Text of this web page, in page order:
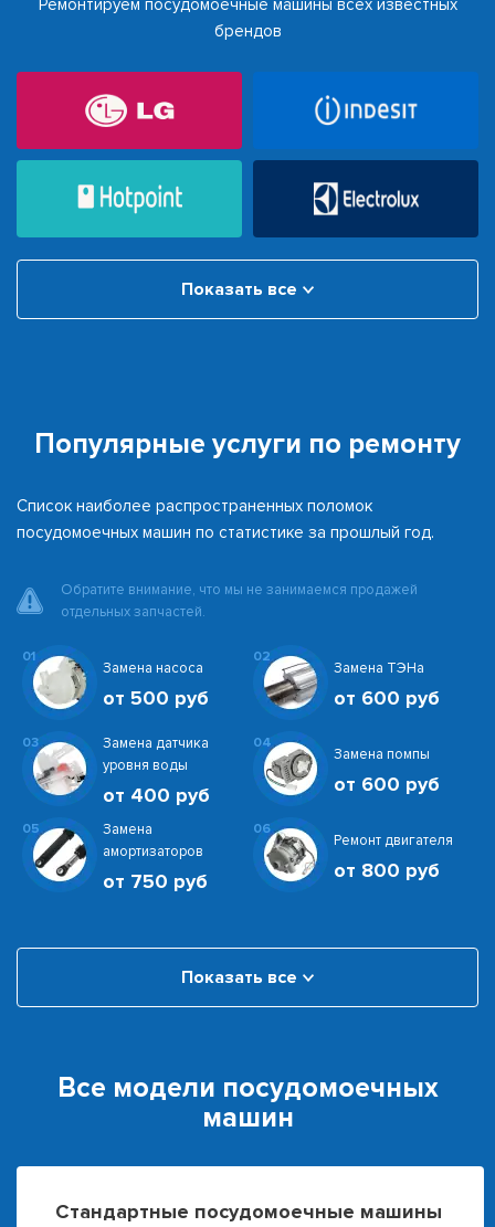
Ремонтируем посудомоечные машины всех известных
брендов
Показать все
Популярные услуги по ремонту
Список наиболее распространенных поломок
посудомоечных машин по статистике за прошлый год.
Обратите внимание, что мы не занимаемся продажей
отдельных запчастей.
01
Замена насоса
от 500 руб
02
Замена ТЭНа
от 600 руб
03
Замена датчика
уровня воды
от 400 руб
04
Замена помпы
от 600 руб
05
Замена
амортизаторов
от 750 руб
06
Ремонт двигателя
от 800 руб
Показать все
Все модели посудомоечных
машин
Стандартные посудомоечные машины